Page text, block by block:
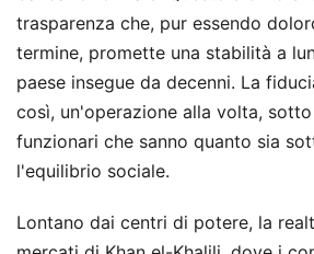
trasparenza che, pur essendo
termine, promette una stabilità a
paese insegue da decenni. La
così, un'operazione alla volta,
funzionari che sanno quanto sia
l'equilibrio sociale.
Lontano dai centri di potere, la